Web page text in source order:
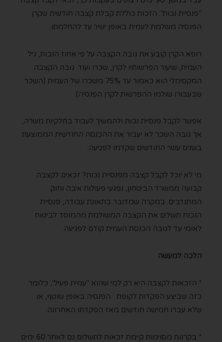
"פנסיית נכות". הזכות כוללת קבלת קצבה חודשית שקרן
הפנסיה משלמת לעמית באופן ישיר עד להחלמתו.
רופא הקרן קובע את גובה הקצבה על פי אחוז הנכות, גיל
העמית, שיעור הפרשותיו לקרן, שכרו ועוד. גובה הקצבה
המקסימלי הוא כאמור עד 75% משכרו של העמית (השכר
שבעבורו שולמו ההפרשות לקרן הפנסיה).
אפשר לקבל פנסיית נכות ולהמשיך לעבוד בחלקיות משרה,
אך גובה השכר לא יעבור את ההכנסה החודשית הממוצעת
בשנים עשר החודשים שקדמו לפגיעה.
מי לא יוכל לקבל קצבה מפנסיית נכות? זכאים לקצבה
קבועה ממשרד הביטחון, נפגעי פעולות איבה וחוק
המתנדבים. במקרה שמדובר בתאונת עבודה, פנסיית
הנכות תשלים את הקצבה המשולמת מהמוסד לביטוח
לאומי עד לגובה הכנסת העמית קודם לפגיעה.
הלכה למעשה
* הזכאות לקצבה היא רק למי שהוא "עמית פעיל", כלומר
כזה שביצע הפקדות לקופת הפנסיה באופן שוטף, או
שלא עברו חמישה חודשים מאז הפקדתו האחרונה.
* בקרנות מסוימות קיימת זכאות לתשלום גם לאחר 60 ימים